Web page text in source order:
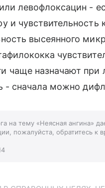
левофлоксацин -
и чувствительность
высеянного
чаще назначают при
- сначала можно
на тему «Неясная ангина»
пожалуйста, обратитесь к